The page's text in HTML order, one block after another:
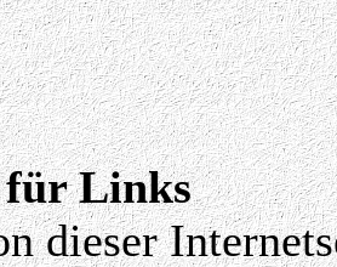
Links
dieser